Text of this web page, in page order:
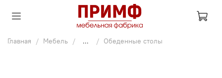
Главная Мебель ... Обеденные столы